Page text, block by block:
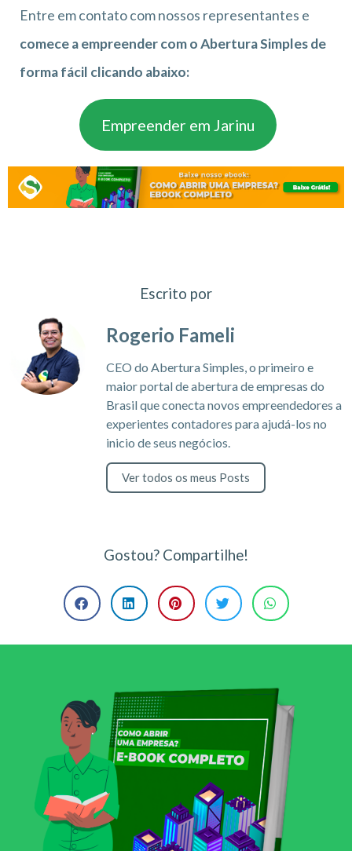
Entre em contato com nossos representantes e
comece a empreender com o Abertura Simples de
forma fácil clicando abaixo:
Empreender em Jarinu
Escrito por
Rogerio Fameli
CEO do Abertura Simples, o primeiro e
maior portal de abertura de empresas do
Brasil que conecta novos empreendedores a
experientes contadores para ajudá-los no
inicio de seus negócios.
Ver todos os meus Posts
Gostou? Compartilhe!